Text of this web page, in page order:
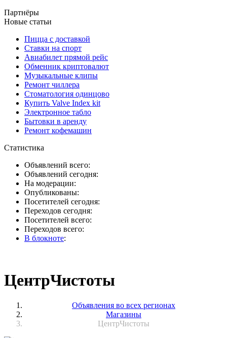
Партнёры
Новые статьи
Пицца с доставкой
Ставки на спорт
Авиабилет прямой рейс
Обменник криптовалют
Музыкальные клипы
Ремонт чиллера
Стоматология одинцово
Купить Valve Index kit
Электронное табло
Бытовки в аренду
Ремонт кофемашин
Статистика
Объявлений всего:
Объявлений сегодня:
На модерации:
Опубликованы:
Посетителей сегодня:
Переходов сегодня:
Посетителей всего:
Переходов всего:
В блокноте:
ЦентрЧистоты
Объявления во всех регионах
Магазины
ЦентрЧистоты